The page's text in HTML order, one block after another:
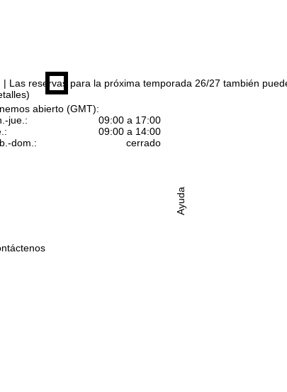
abierto (GMT):
jue.:
09:00 a 17:00
09:00 a 14:00
dom.:
cerrado
Ayuda
| Las reservas para la próxima temporada 26/27 también